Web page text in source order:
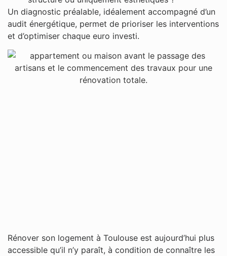
Un diagnostic préalable, idéalement accompagné d’un
audit énergétique, permet de prioriser les interventions
et d’optimiser chaque euro investi.
Rénover son logement à Toulouse est aujourd’hui plus
accessible qu’il n’y paraît, à condition de connaître les